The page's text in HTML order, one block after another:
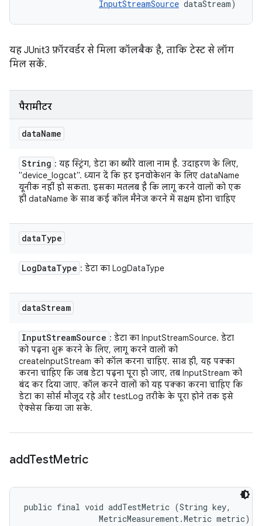
InputStreamSource dataStream)
यह JUnit3 फ़ॉरवर्डर से मिला कॉलबैक है, ताकि टेस्ट से लॉग
मिल सकें.
पैरामीटर
dataName
String : यह स्ट्रिंग, डेटा का ब्यौरे वाला नाम है. उदाहरण के लिए,
"device_logcat". ध्यान दें कि हर इनवोकेशन के लिए dataName
यूनीक नहीं हो सकता. इसका मतलब है कि लागू करने वालों को एक
ही dataName के साथ कई कॉल मैनेज करने में सक्षम होना चाहिए
dataType
LogDataType : डेटा का LogDataType
dataStream
InputStreamSource : डेटा का InputStreamSource. डेटा
को पढ़ना शुरू करने के लिए, लागू करने वालों को
createInputStream को कॉल करना चाहिए. साथ ही, यह पक्का
करना चाहिए कि जब डेटा पढ़ना पूरा हो जाए, तब InputStream को
बंद कर दिया जाए. कॉल करने वालों को यह पक्का करना चाहिए कि
डेटा का सोर्स मौजूद रहे और testLog तरीके के पूरा होने तक इसे
ऐक्सेस किया जा सके.
addTestMetric
public final void addTestMetric (String key,
                MetricMeasurement.Metric metric)